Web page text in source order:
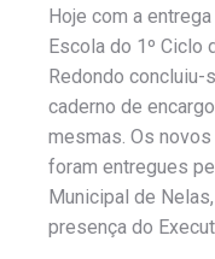
Hoje com a
Escola do 1º Ciclo
Redondo
caderno de
mesmas. Os
foram entregues
Municipal de
presença do